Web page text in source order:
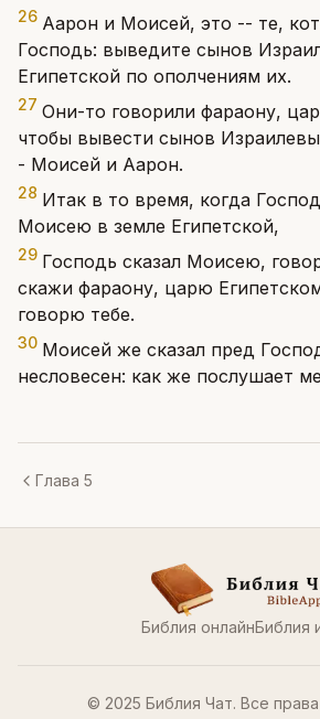
26 Аарон и Моисей, это -- те,
Господь: выведите сынов
Египетской по ополчениям их.
27 Они-то говорили фараону,
чтобы вывести сынов
- Моисей и Аарон.
28 Итак в то время, когда
Моисею в земле Египетской,
29 Господь сказал Моисею,
скажи фараону, царю
говорю тебе.
30 Моисей же сказал пред
несловесен: как же послушает
Глава 5
Библия онлайнБиблия
© 2025 Библия Чат. Все